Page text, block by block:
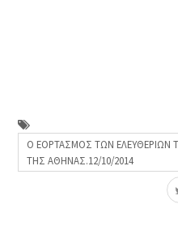
Ο ΕΟΡΤΑΣΜΟΣ ΤΩΝ ΕΛΕΥΘΕΡΙΩΝ
ΤΗΣ ΑΘΗΝΑΣ.12/10/2014